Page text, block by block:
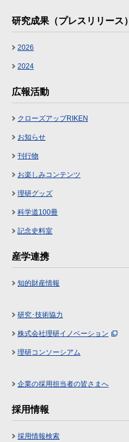
研究成果（プレスリリース）
2026
2024
広報活動
クローズアップRIKEN
お知らせ
刊行物
お楽しみコンテンツ
理研グッズ
科学道100冊
記念史料室
産学連携
知的財産情報
研究･技術協力
株式会社理研イノベーション
理研コンソーシアム
企業の採用担当者の皆さまへ
採用情報
採用情報検索